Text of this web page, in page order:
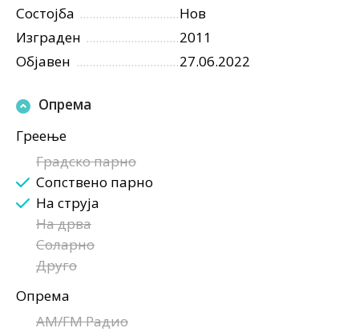
Состојба
Нов
Изграден
2011
Објавен
27.06.2022
Опрема
Греење
Градско парно
Сопствено парно
На струја
На дрва
Соларно
Друго
Опрема
AM/FM Радио